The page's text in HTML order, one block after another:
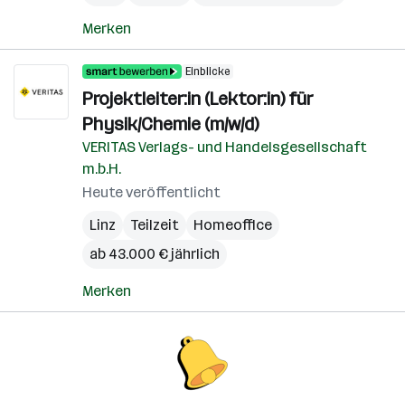
Merken
Einblicke
Projektleiter:in (Lektor:in) für
Physik/Chemie (m/w/d)
VERITAS Verlags- und Handelsgesellschaft
m.b.H.
Heute veröffentlicht
Linz
Teilzeit
Homeoffice
ab 43.000 € jährlich
Merken